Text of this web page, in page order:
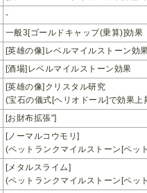
-
一般3[ゴールドキャップ(乗算)]効果
[英雄の像]レベルマイルストーン効
[酒場]レベルマイルストーン効果
[英雄の像]クリスタル研究
(宝石の儀式[ヘリオドール]で効果上
[お財布拡張"]
[ノーマルコウモリ]
(ペットランクマイルストーン[ペッ
[メタルスライム]
(ペットランクマイルストーン[ペッ